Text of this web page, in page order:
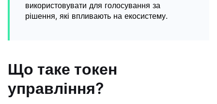
використовувати для голосування за
рішення, які впливають на екосистему.
Що таке токен
управління?